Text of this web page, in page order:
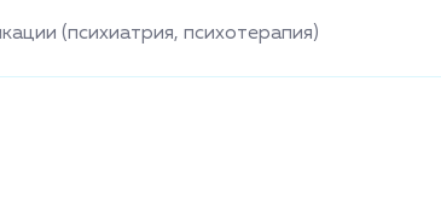
(психиатрия, психотерапия)